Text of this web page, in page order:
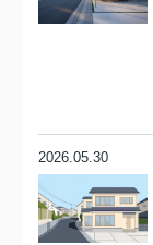
2026.05.30